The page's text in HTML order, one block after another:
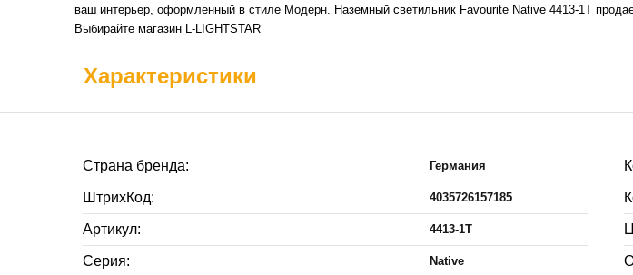
ваш интерьер, оформленный в стиле Модерн. Наземный светильник Favourite Native 4413-1T
Выбирайте магазин L-LIGHTSTAR
Характеристики
Страна бренда: Германия
ШтрихКод: 4035726157185
Артикул: 4413-1T
Серия: Native